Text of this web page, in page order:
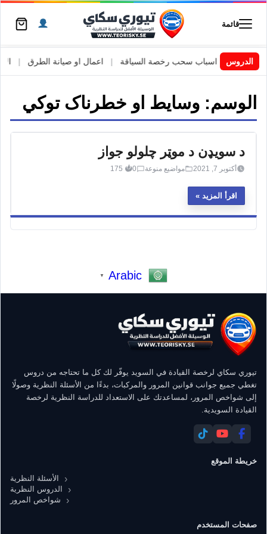
قائمة
الدروسالسويد | اسباب سحب رخصة السياقة اعمال او صيانة الطرق
الوسم: وسایط او خطرناک توکي
د سویډن د موټر چلولو جواز
أكتوبر 7, 2021 مواضيع منوعة 0
175
اقرأ المزيد
Arabic
▼
تيوري سكاي لرخصة القيادة في السويد يوفّر لك كل ما تحتاجه من دروس
تغطي جميع جوانب قوانين المرور والمركبات، بدءًا من الأسئلة النظرية وصولًا
إلى شواخص المرور، لمساعدتك على الاستعداد للدراسة النظرية لرخصة
القيادة السويدية.
خريطة الموقع
الأسئلة النظرية
الدروس النظرية
شواخص المرور
صفحات المستخدم